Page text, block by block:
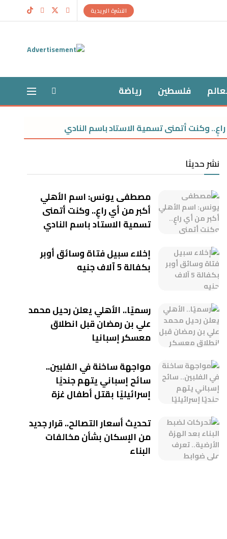
النشرة البريدية
فلسطين رياضة
أتمنى تسمية الاستاد باسم النادي
نشر حديثا
مصطفى يونس: اسم الأهلي
أكبر من أي راعٍ.. وكنت أتمنى
تسمية الاستاد باسم النادي
إخلاء سبيل فتاة وسائق أوبر
بكفالة 5 آلاف جنيه
رسميًا.. الأهلي يعلن رحيل محمد
علي بن رمضان قبل انطلاق
معسكر إسبانيا
مواجهة ساخنة في الفلبين..
سائح إسباني يتهم جنديًا
إسرائيليًا بقتل أطفال غزة
تحديث أسعار التصالح.. قرار جديد
من الإسكان بشأن مخالفات
البناء